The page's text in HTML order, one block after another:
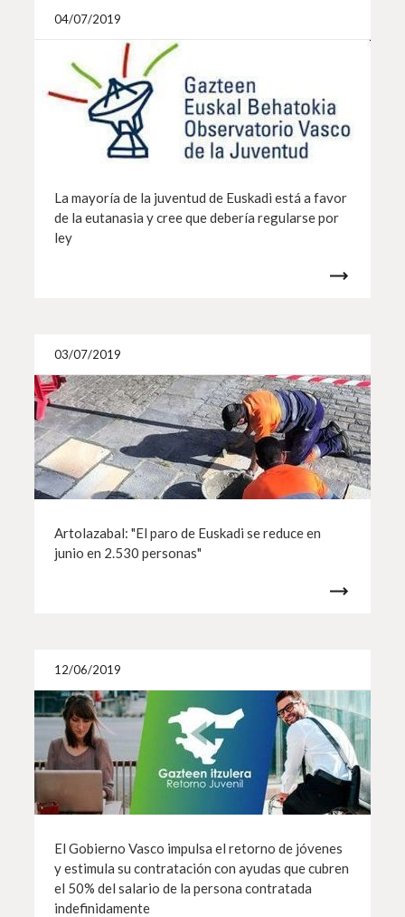
04/07/2019
La mayoría de la juventud de Euskadi está a favor
de la eutanasia y cree que debería regularse por
ley
03/07/2019
Artolazabal: "El paro de Euskadi se reduce en
junio en 2.530 personas"
12/06/2019
El Gobierno Vasco impulsa el retorno de jóvenes
y estimula su contratación con ayudas que cubren
el 50% del salario de la persona contratada
indefinidamente